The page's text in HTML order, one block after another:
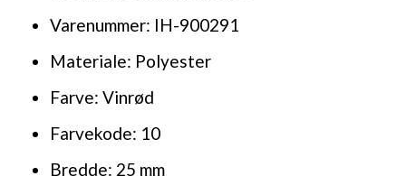
Varenummer: IH-900291
Materiale: Polyester
Farve: Vinrød
Farvekode: 10
Bredde: 25 mm